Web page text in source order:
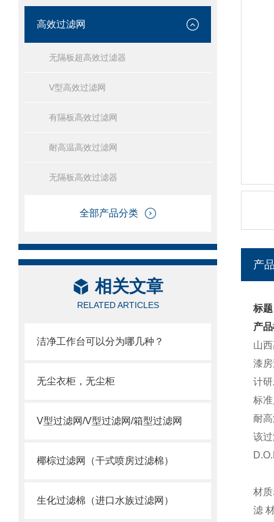
高效过滤网
无隔板超高效过滤器
V型高效过滤网
有隔板高效过滤网
耐高温高效过滤网
无隔板高效过滤器
全部产品分类
相关文章
RELATED ARTICLES
洁净工作台可以分为哪几种？
无尘衣柜，无尘柜
V型过滤网/V型过滤网/箱型过滤网
椰棕过滤网（干式喷房过滤棉）
生化过滤棉（进口水族过滤网）
产
标
产
山
漆
计
标
耐
该
材
滤